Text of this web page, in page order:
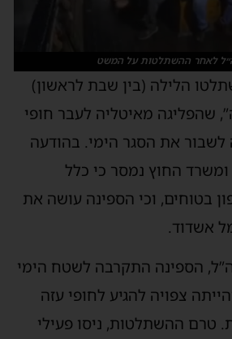
לאחר ההשתלטות על המשט
הלילה (בין שבת לראשון)
שהפליגה מאיטליה לעבר חופי
את הסגר הימי. בהודעה
החוץ נמסר כי כלל
בטוחים, וכי הספינה עושה את
אשדוד.
הספינה התקרבה לשטח הימי
צפויה להגיע לחופי עזה
טרם ההשתלטות, ניסו פעילי